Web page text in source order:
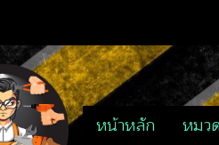
หน้าหลัก หมว